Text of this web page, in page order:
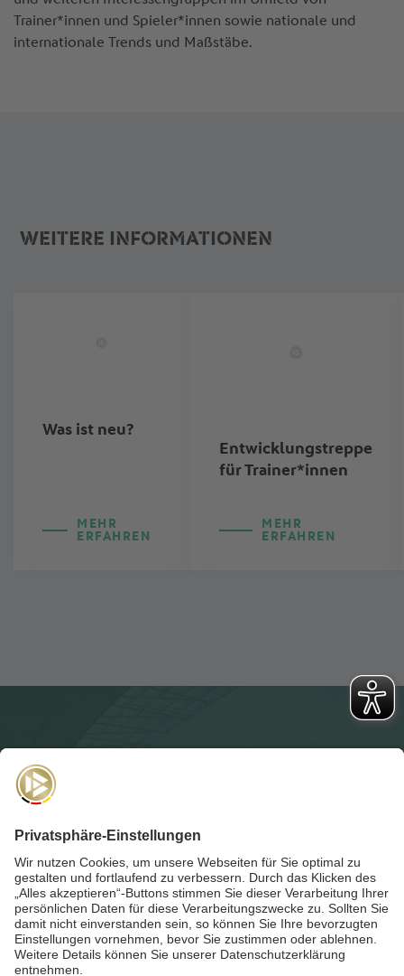
Trainer*innen und Spieler*innen sowie nationale und
internationale Trends und Maßstäbe.
WEITERE INFORMATIONEN
Was ist neu?
MEHR
ERFAHREN
Entwicklungstreppe
für Trainer*innen
MEHR
ERFAHREN
Für dieAkademie-Postanmelden und auf dem Laufenden
bleiben!